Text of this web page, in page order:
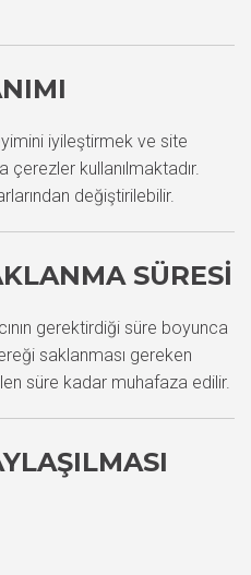
iyileştirmek ve site
kullanılmaktadır.
değiştirilebilir.
SÜRESI
gerektirdiği süre boyunca
saklanması gereken
süre kadar muhafaza edilir.